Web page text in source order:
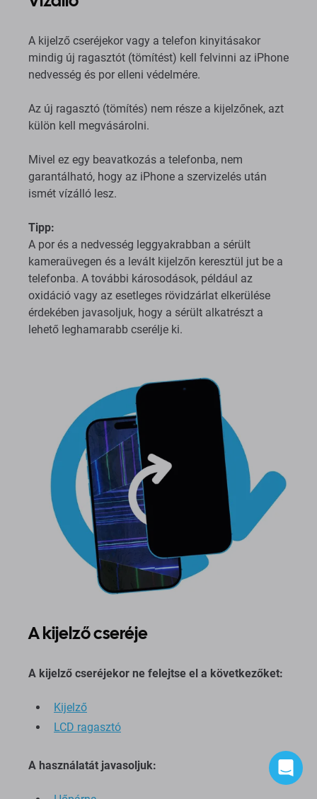
A kijelző cseréjekor vagy a telefon kinyitásakor
mindig új ragasztót (tömítést) kell felvinni az iPhone
nedvesség és por elleni védelmére.
Az új ragasztó (tömítés) nem része a kijelzőnek, azt
külön kell megvásárolni.
Mivel ez egy beavatkozás a telefonba, nem
garantálható, hogy az iPhone a szervizelés után
ismét vízálló lesz.
Tipp:
A por és a nedvesség leggyakrabban a sérült
kameraüvegen és a levált kijelzőn keresztül jut be a
telefonba. A további károsodások, például az
oxidáció vagy az esetleges rövidzárlat elkerülése
érdekében javasoljuk, hogy a sérült alkatrészt a
lehető leghamarabb cserélje ki.
A kijelző cseréje
A kijelző cseréjekor ne felejtse el a következőket:
Kijelző
LCD ragasztó
A használatát javasoljuk: